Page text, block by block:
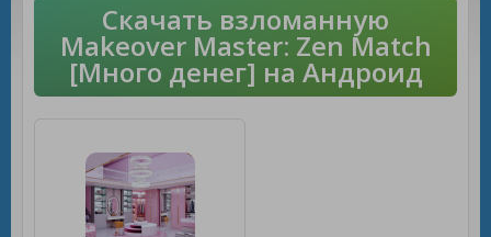
Скачать взломанную
Makeover Master: Zen Match
[Много денег] на Андроид